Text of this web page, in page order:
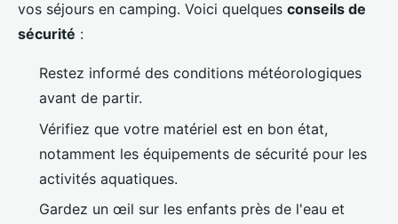
vos séjours en camping. Voici quelques conseils de
sécurité :
Restez informé des conditions météorologiques
avant de partir.
Vérifiez que votre matériel est en bon état,
notamment les équipements de sécurité pour les
activités aquatiques.
Gardez un œil sur les enfants près de l'eau et